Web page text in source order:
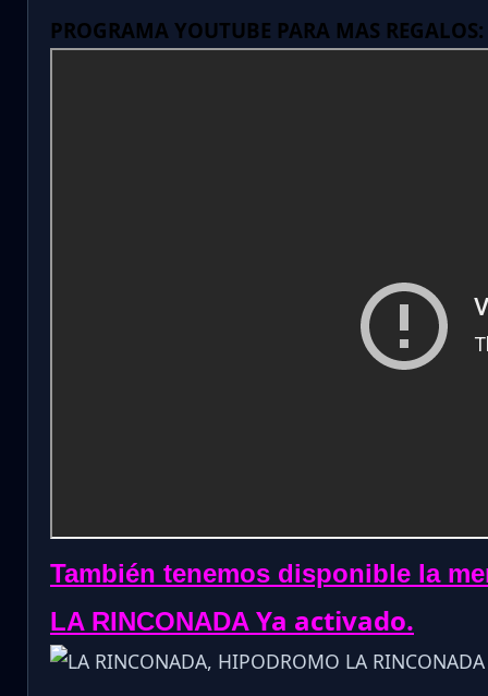
PROGRAMA YOUTUBE PARA MAS REGALOS:
También tenemos disponible la
LA RINCONADA Ya activado.